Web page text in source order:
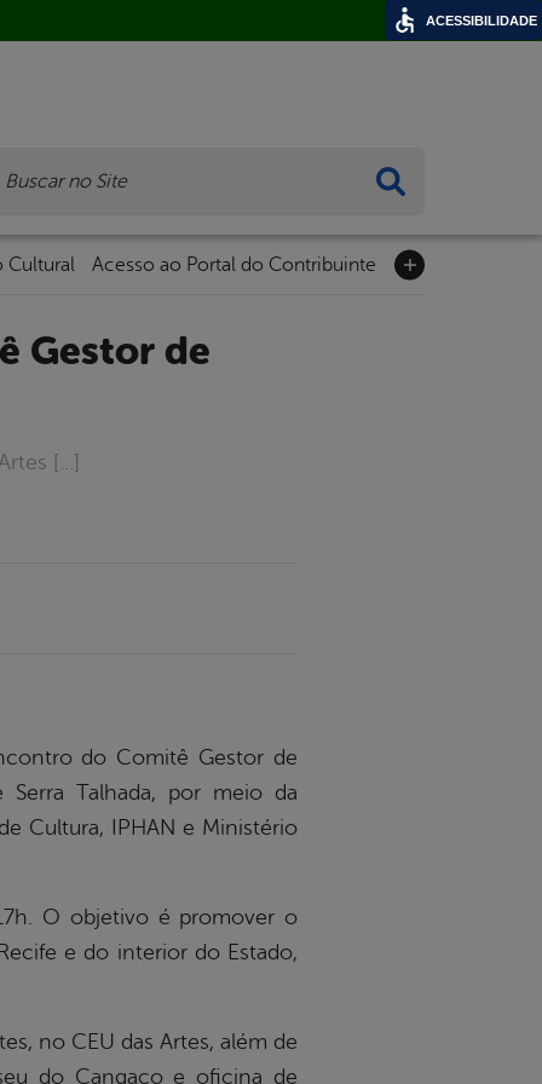
Cultural Acesso ao Portal do Contribuinte
[…]
do Comitê Gestor de
Serra Talhada, por meio da
Cultura, IPHAN e Ministério
O objetivo é promover o
e do interior do Estado,
no CEU das Artes, além de
do Cangaço e oficina de
ACESSIBILIDADE